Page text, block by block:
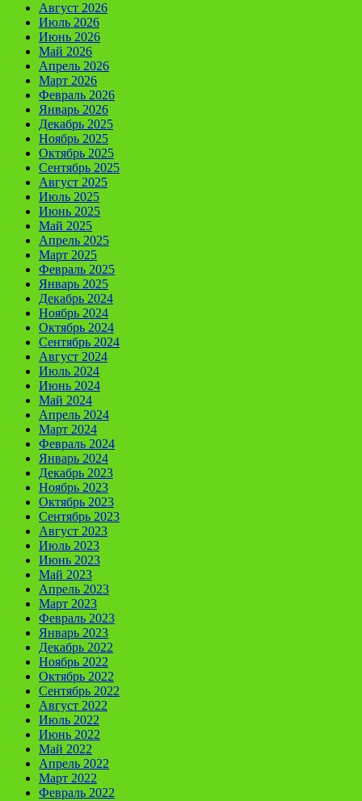
Август 2026
Июль 2026
Июнь 2026
Май 2026
Апрель 2026
Март 2026
Февраль 2026
Январь 2026
Декабрь 2025
Ноябрь 2025
Октябрь 2025
Сентябрь 2025
Август 2025
Июль 2025
Июнь 2025
Май 2025
Апрель 2025
Март 2025
Февраль 2025
Январь 2025
Декабрь 2024
Ноябрь 2024
Октябрь 2024
Сентябрь 2024
Август 2024
Июль 2024
Июнь 2024
Май 2024
Апрель 2024
Март 2024
Февраль 2024
Январь 2024
Декабрь 2023
Ноябрь 2023
Октябрь 2023
Сентябрь 2023
Август 2023
Июль 2023
Июнь 2023
Май 2023
Апрель 2023
Март 2023
Февраль 2023
Январь 2023
Декабрь 2022
Ноябрь 2022
Октябрь 2022
Сентябрь 2022
Август 2022
Июль 2022
Июнь 2022
Май 2022
Апрель 2022
Март 2022
Февраль 2022